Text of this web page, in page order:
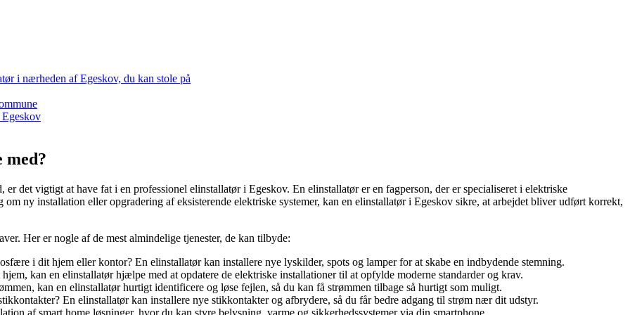
i nærheden af Egeskov, du kan stole på
med?
det vigtigt at have fat i en professionel elinstallatør i Egeskov. En elinstallatør er en fagperson, der er specialiseret i elektriske
ny installation eller opgradering af eksisterende elektriske systemer, kan en elinstallatør i Egeskov sikre, at arbejdet bliver udført korrekt,
Her er nogle af de mest almindelige tjenester, de kan tilbyde:
i dit hjem eller kontor? En elinstallatør kan installere nye lyskilder, spots og lamper for at skabe en indbydende stemning.
kan en elinstallatør hjælpe med at opdatere de elektriske installationer til at opfylde moderne standarder og krav.
kan en elinstallatør hurtigt identificere og løse fejlen, så du kan få strømmen tilbage så hurtigt som muligt.
En elinstallatør kan installere nye stikkontakter og afbrydere, så du får bedre adgang til strøm nær dit udstyr.
af smart home løsninger, hvor du kan styre belysning, varme og sikkerhedssystemer via din smartphone.